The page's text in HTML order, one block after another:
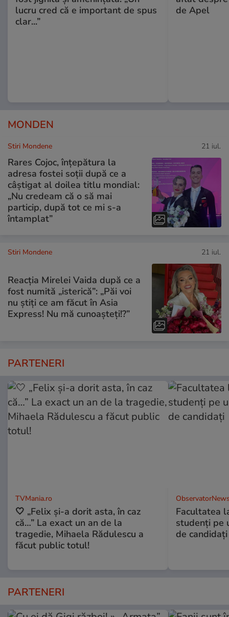
lucru cred că e important de spus
clar...”
de Apel
MONDEN
Stiri Mondene 21 iul.
Rares Cojoc, înțepătura la
adresa fostei soții după ce a
câștigat al doilea titlu mondial:
„Nu credeam că o să mai
particip, după tot ce mi s-a
întamplat”
Stiri Mondene 21 iul.
Reacția Mirelei Vaida după ce a
fost numită „isterică”: „Păi voi
nu știți ce am făcut în Asia
Express! Nu mă cunoașteți!?”
PARTENERI
TVMania.ro
🤍 „Felix și-a dorit asta, în caz
că…” La exact un an de la
tragedie, Mihaela Rădulescu a
făcut public totul!
Facultatea
studenţi pe
de candidaţi
PARTENERI